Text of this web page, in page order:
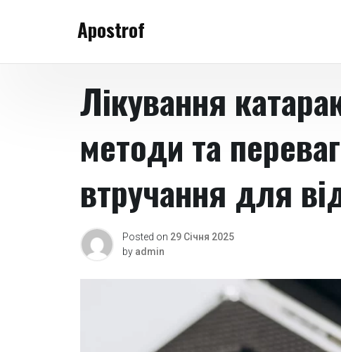
Apostrof
Лікування
методи та
втручання для
Posted on 29 Січня 2025
by admin